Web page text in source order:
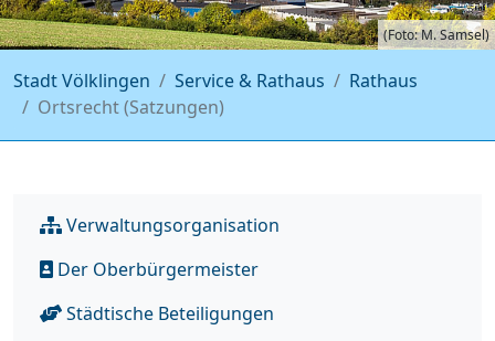
(Foto: M. Samsel)
Stadt Völklingen Service & Rathaus
Rathaus
Ortsrecht (Satzungen)
Verwaltungsorganisation
Der Oberbürgermeister
Städtische Beteiligungen